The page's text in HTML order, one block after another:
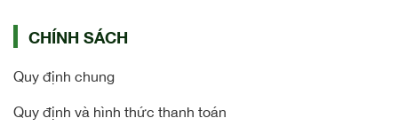
CHÍNH SÁCH
Quy định chung
Quy định và hình thức thanh toán